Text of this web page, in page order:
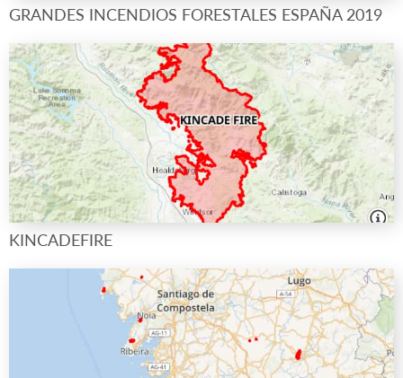
GRANDES INCENDIOS FORESTALES ESPAÑA 2019
KINCADEFIRE